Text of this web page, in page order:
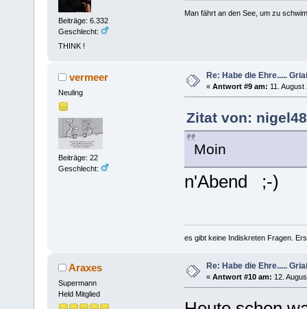
Beiträge: 6.332
Geschlecht:
THINK !
Man fährt an den See, um zu
vermeer
Neuling
Beiträge: 22
Geschlecht:
Re: Habe die Ehre.....
« Antwort #9 am: 11.
Zitat von:
Moin
n'Abend ;-)
es gibt keine Indiskreten Fragen.
Araxes
Supermann
Held Mitglied
Re: Habe die Ehre.....
« Antwort #10 am: 12.